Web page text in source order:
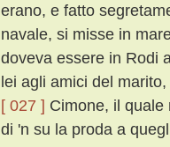
erano, e fatto
navale, si misse in
doveva essere in Rodi
lei agli amici del
[ 027 ] Cimone, il
di 'n su la proda a